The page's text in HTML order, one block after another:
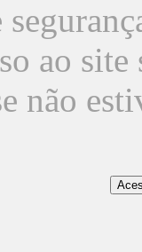
ao
não